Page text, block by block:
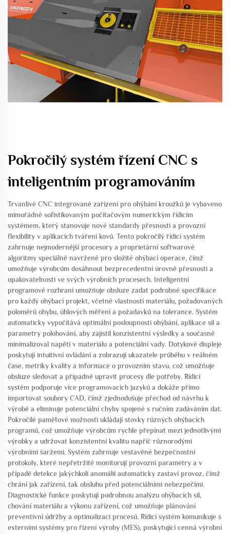
Pokročilý systém řízení CNC s
inteligentním programováním
Trvanlivé CNC integrované zařízení pro ohýbání kroužků je vybaveno
mimořádně sofistikovaným počítačovým numerickým řídicím
systémem, který stanovuje nové standardy přesnosti a provozní
flexibility v aplikacích tváření kovů. Tento pokročilý řídicí systém
zahrnuje nejmodernější procesory a proprietární softwarové
algoritmy speciálně navržené pro složité ohýbací operace, čímž
umožňuje výrobcům dosáhnout bezprecedentní úrovně přesnosti a
opakovatelnosti ve svých výrobních procesech. Inteligentní
programové rozhraní umožňuje obsluze zadat podrobné specifikace
pro každý ohýbací projekt, včetně vlastností materiálu, požadovaných
poloměrů ohybu, úhlových měření a požadavků na tolerance. Systém
automaticky vypočítává optimální posloupnosti ohýbání, aplikace sil a
parametry polohování, aby zajistil konzistentní výsledky a současně
minimalizoval napětí v materiálu a potenciální vady. Dotykové displeje
poskytují intuitivní ovládání a zobrazují ukazatele průběhu v reálném
čase, metriky kvality a informace o provozním stavu, což umožňuje
obsluze sledovat a případně upravit procesy dle potřeby. Řídicí
systém podporuje více programovacích jazyků a dokáže přímo
importovat soubory CAD, čímž zjednodušuje přechod od návrhu k
výrobě a eliminuje potenciální chyby spojené s ručním zadáváním dat.
Pokročilé paměťové možnosti ukládají stovky různých ohýbacích
programů, což umožňuje výrobcům rychle přepínat mezi jednotlivými
výrobky a udržovat konzistentní kvalitu napříč různorodými
výrobními šaržemi. Systém zahrnuje vestavěné bezpečnostní
protokoly, které nepřetržitě monitorují provozní parametry a v
případě detekce jakýchkoli anomálií automaticky zastaví provoz, čímž
chrání jak zařízení, tak obsluhu před potenciálními nebezpečími.
Diagnostické funkce poskytují podrobnou analýzu ohýbacích sil,
chování materiálu a výkonu zařízení, což umožňuje plánování
preventivní údržby a optimalizaci procesů. Řídicí systém komunikuje s
externími systémy pro řízení výroby (MES), poskytující cenná výrobní